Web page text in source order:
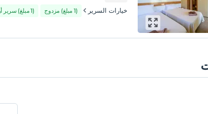
خيارات السرير (1 مبلغ) مزدوج (1 مبلغ) سرير أريكة / صوفا